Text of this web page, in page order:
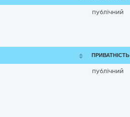
публічний
ПРИВАТНІСТЬ
публічний